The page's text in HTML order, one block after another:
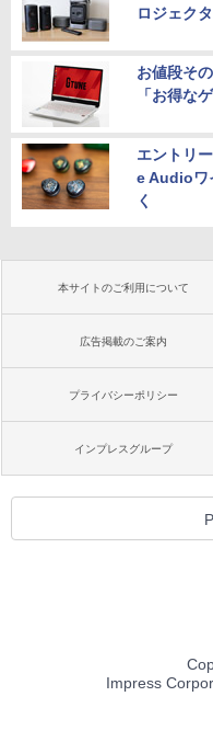
ロジェク
お値段そ
「お得な
エントリ
e Audioワ
く
本サイトのご利用について
広告掲載のご案内
プライバシーポリシー
インプレスグループ
Impress